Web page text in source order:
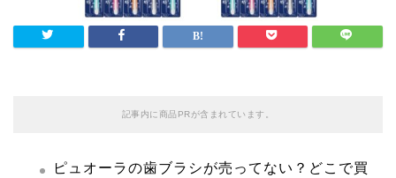
記事内に商品PRが含まれています。
ピュオーラの歯ブラシが売ってない？どこで買